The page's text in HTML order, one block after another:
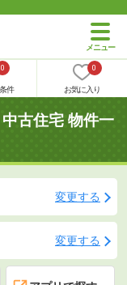
0
件
0
お気に入り
古住宅 物件一
変更する
変更する